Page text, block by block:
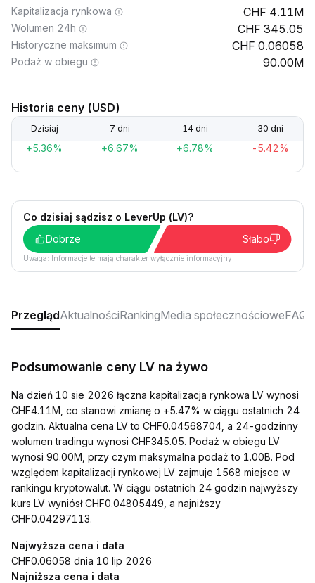
Kapitalizacja rynkowa 4.11M
Wolumen 24h 345.05
Historyczne maksimum 0.06058
Podaż w obiegu 90.00M
Historia ceny (USD)
Dzisiaj 7 dni 14 dni 30 dni
+5.36% +6.67% +6.78% -5.42%
Co dzisiaj sądzisz o LeverUp (LV)?
Dobrze
Słabo
Uwaga: Informacje te mają charakter wyłącznie informacyjny.
PrzeglądAktualnościRankingMedia społecznościoweFAQ
Podsumowanie ceny LV na żywo
Na dzień 10 sie 2026 łączna kapitalizacja rynkowa LV wynosi
CHF4.11M, co stanowi zmianę o +5.47% w ciągu ostatnich 24
godzin. Aktualna cena LV to CHF0.04568704, a 24-godzinny
wolumen tradingu wynosi CHF345.05. Podaż w obiegu LV
wynosi 90.00M, przy czym maksymalna podaż to 1.00B. Pod
względem kapitalizacji rynkowej LV zajmuje 1568 miejsce w
rankingu kryptowalut. W ciągu ostatnich 24 godzin najwyższy
kurs LV wyniósł CHF0.04805449, a najniższy
CHF0.04297113.
Najwyższa cena i data
CHF0.06058 dnia 10 lip 2026
Najniższa cena i data